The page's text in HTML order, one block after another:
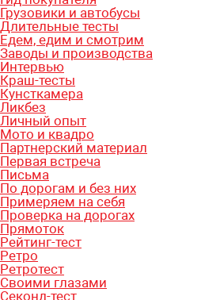
Грузовики и автобусы
Длительные тесты
Едем, едим и смотрим
Заводы и производства
Интервью
Краш-тесты
Кунсткамера
Ликбез
Личный опыт
Мото и квадро
Партнерский материал
Первая встреча
Письма
По дорогам и без них
Примеряем на себя
Проверка на дорогах
Прямоток
Рейтинг-тест
Ретро
Ретротест
Своими глазами
Секонд-тест